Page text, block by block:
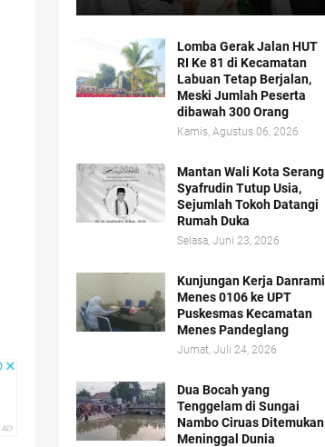
Lomba Gerak Jalan HUT
RI Ke 81 di Kecamatan
Labuan Tetap Berjalan,
Meski Jumlah Peserta
dibawah 300 Orang
Kamis, Agustus 06, 2026
Mantan Wali Kota Serang
Syafrudin Tutup Usia,
Sejumlah Tokoh Datangi
Rumah Duka
Selasa, Juni 23, 2026
Kunjungan Kerja Danramil
Menes 0106 ke UPT
Puskesmas Kecamatan
Menes Pandeglang
Jumat, Juli 24, 2026
Dua Bocah yang
Tenggelam di Sungai
Nambo Ciruas Ditemukan
Meninggal Dunia